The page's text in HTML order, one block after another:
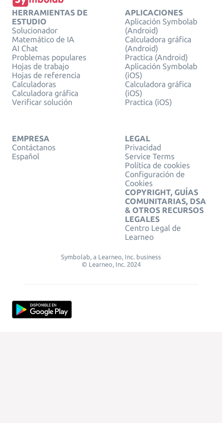
HERRAMIENTAS DE
ESTUDIO
Solucionador
Matemático de IA
AI Chat
Problemas populares
Hojas de trabajo
Hojas de referencia
Calculadoras
Calculadora gráfica
Verificar solución
APLICACIONES
Aplicación Symbolab
(Android)
Calculadora gráfica
(Android)
Practica (Android)
Aplicación Symbolab
(iOS)
Calculadora gráfica
(iOS)
Practica (iOS)
EMPRESA
Contáctanos
Español
LEGAL
Privacidad
Service Terms
Política de cookies
Configuración de
Cookies
COPYRIGHT, GUÍAS
COMUNITARIAS, DSA
& OTROS RECURSOS
LEGALES
Centro Legal de
Learneo
Symbolab, a Learneo, Inc. business
© Learneo, Inc. 2024